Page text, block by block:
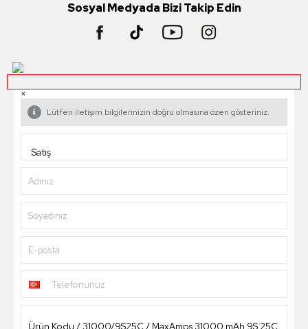
Sosyal Medyada Bizi Takip Edin
×
Lütfen iletişim bilgilerinizin doğru olmasına özen gösteriniz.
Adınız
Soyadınız
E-posta
Telefonunuz